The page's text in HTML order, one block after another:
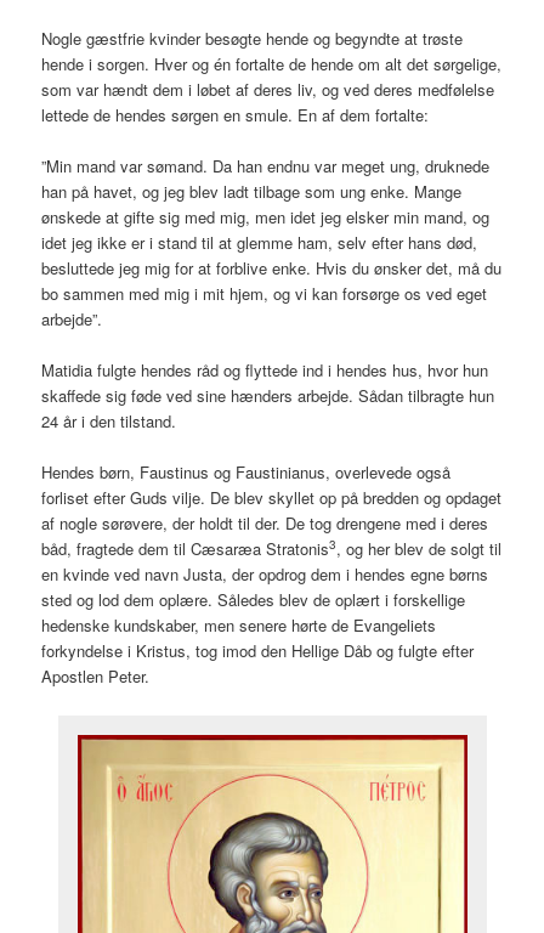
Nogle gæstfrie kvinder besøgte hende og begyndte at trøste
hende i sorgen. Hver og én fortalte de hende om alt det sørgelige,
som var hændt dem i løbet af deres liv, og ved deres medfølelse
lettede de hendes sørgen en smule. En af dem fortalte:
”Min mand var sømand. Da han endnu var meget ung, druknede
han på havet, og jeg blev ladt tilbage som ung enke. Mange
ønskede at gifte sig med mig, men idet jeg elsker min mand, og
idet jeg ikke er i stand til at glemme ham, selv efter hans død,
besluttede jeg mig for at forblive enke. Hvis du ønsker det, må du
bo sammen med mig i mit hjem, og vi kan forsørge os ved eget
arbejde”.
Matidia fulgte hendes råd og flyttede ind i hendes hus, hvor hun
skaffede sig føde ved sine hænders arbejde. Sådan tilbragte hun
24 år i den tilstand.
Hendes børn, Faustinus og Faustinianus, overlevede også
forliset efter Guds vilje. De blev skyllet op på bredden og opdaget
af nogle sørøvere, der holdt til der. De tog drengene med i deres
båd, fragtede dem til Cæsaræa Stratonis3, og her blev de solgt til
en kvinde ved navn Justa, der opdrog dem i hendes egne børns
sted og lod dem oplære. Således blev de oplært i forskellige
hedenske kundskaber, men senere hørte de Evangeliets
forkyndelse i Kristus, tog imod den Hellige Dåb og fulgte efter
Apostlen Peter.